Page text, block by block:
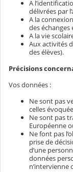
A
délivrées par
A la
des échanges
A la vie
Aux activités
des élèves).
Précisions
Vos données :
Ne sont pas
celles
Ne sont pas
Européenne
Ne font pas
prise de
d’une
données
n’intervienne